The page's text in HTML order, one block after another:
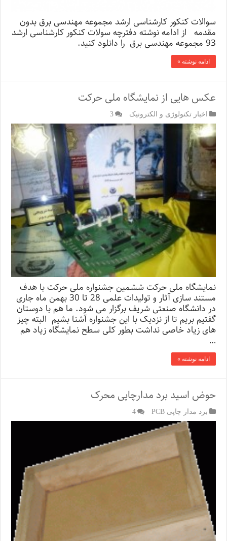
سوالات کنکور کارشناسی ارشد مجموعه مهندسی برق بدون
مقدمه از ادامه نوشته دفترچه سولات کنکور کارشناسی ارشد
93 مجموعه مهندسی برق را دانلود کنید.
ادامه نوشته »
عکس هایی از نمایشگاه ملی حرکت
اخبار تکنولوژی و الکترونیک 3
نمایشگاه ملی حرکت ششمین جشنواره ملی حرکت با هدف
مستند سازی آثار و تولیدات علمی 28 تا 30 بهمن ماه جاری
در دانشگاه صنعتی شریف برگزار می شود. ما هم با دوستان
گفتیم بریم تا از نزدیک با این جشنواره آشنا بشیم البته چیز
های زیاد خاصی نداشت بطور کلی سطح نمایشگاه زیاد هم
…
ادامه نوشته »
حوض اسید برد مدارچاپی محرک
برد مدار چاپی PCB 4